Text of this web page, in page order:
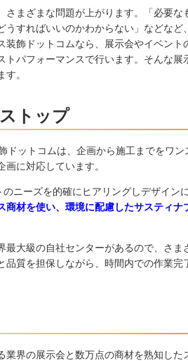
さまざまな問題が上がります。「必要な
うすればいいのかわからない」などなど
装飾ドットコムなら、展示会やイベント
トパフォーマンスで行います。そんな展
。
トップ
ドットコムは、企画から施工までをワン
に対応しています。
ニーズを的確にヒアリングしデザイン
商材を使い、環境に配慮したサスティナ
最大級の自社センターがあるので、さま
質を担保しながら、時間内での作業完
業界の展示会と数万点の商材を熟知した